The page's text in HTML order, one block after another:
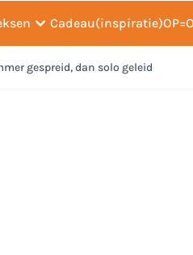
Cadeau(inspiratie)
gespreid, dan solo geleid